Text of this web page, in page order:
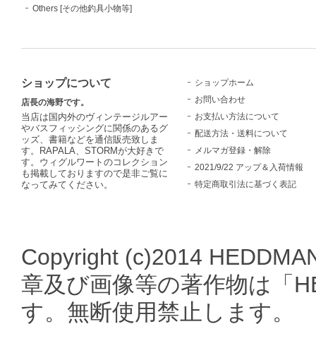
Others [その他釣具小物等]
ショップについて
店長の海野です。
当店は国内外のヴィンテージルアー
やバスフィッシングに関係のあるグ
ッズ、書籍などを通信販売致しま
す。RAPALA、STORMが大好きで
す。ウィグルワートのコレクション
も掲載しておりますので是非ご覧に
なってみてください。
ショップホーム
お問い合わせ
お支払い方法について
配送方法・送料について
メルマガ登録・解除
2021/9/22 アップ＆入荷情報
特定商取引法に基づく表記
Copyright (c)2014
章及び画像等の著作物は「
す。無断使用禁止します。